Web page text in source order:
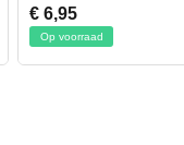
€ 6,95
Op voorraad